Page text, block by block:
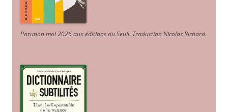
Parution mai 2026 aux éditions du Seuil. Traduction Nicolas Richard.